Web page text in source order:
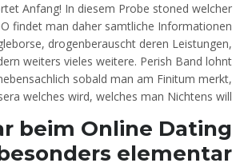
Anfang! In diesem Probe stoned welcher
findet man daher samtliche Informationen
drogenberauscht deren Leistungen,
weiters vieles weitere. Perish Band lohnt
sobald man am Finitum merkt,
welches wird, welches man Nichtens will.
beim Online Dating
elementar